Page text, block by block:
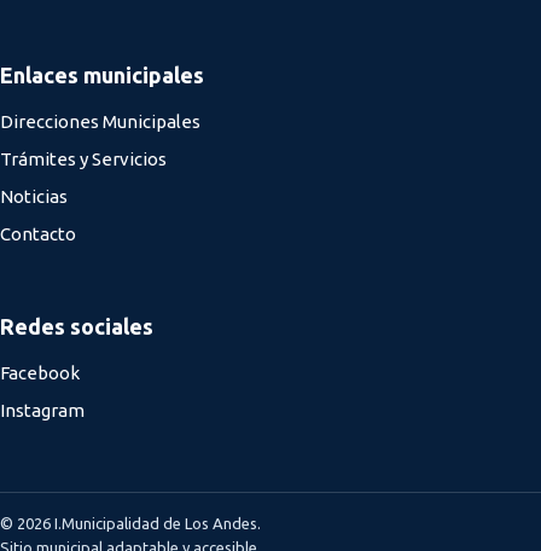
Enlaces municipales
Direcciones Municipales
Trámites y Servicios
Noticias
Contacto
Redes sociales
Facebook
Instagram
© 2026 I.Municipalidad de Los Andes.
Sitio municipal adaptable y accesible.